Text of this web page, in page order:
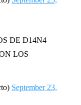
DE D14N4
LOS
September 23,